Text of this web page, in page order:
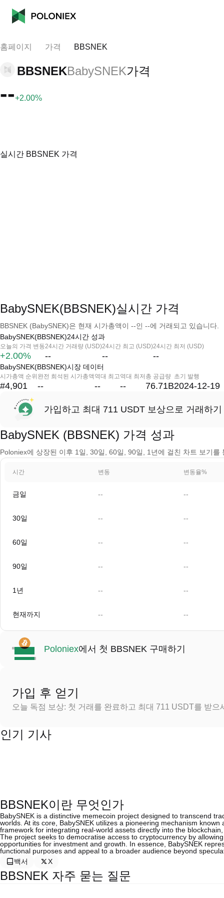
홈페이지 가격 BBSNEK
BBSNEKBabySNEK가격
--+2.00%
실시간 BBSNEK 가격
BabySNEK(BBSNEK)실시간 가격
BBSNEK (BabySNEK)은 현재 시가총액이 --인 --에 거래되고 있습니다.
BabySNEK(BBSNEK)24시간 성과
오늘의 가격 변동
+2.00%
24시간 거래량 (USD)
--
24시간 최고 (USD)
--
24시간 최저 (USD)
--
BabySNEK(BBSNEK)시장 데이터
시가총액 순위
#4,901
완전 희석된 시가총액
--
역대 최고
--
역대 최저
--
총 공급량
76.71B
초기 발행
2024-12-19
가입하고 최대 711 USDT 보상으로 거래하기
BabySNEK (BBSNEK) 가격 성과
Poloniex에 상장된 이후 1일, 30일, 60일, 90일, 1년에 걸친 차트 보기를
시간 변동 변동율%
금일 -- --
30일 -- --
60일 -- --
90일 -- --
1년 -- --
현재까지 -- --
Poloniex에서 첫 BBSNEK 구매하기
가입 후 얻기
오늘 독점 보상: 첫 거래를 완료하고 최대 711 USDT를 받으
인기 기사
BBSNEK이란 무엇인가
BabySNEK is a distinctive memecoin project designed to transcend
worlds. At its core, BabySNEK utilizes a pioneering mechanism
framework for integrating real-world assets directly into the
The project seeks to democratise access to cryptocurrency by
opportunities for investment and growth. In essence, BabySNEK
functional purposes and appeal to a broader audience beyond
백서
X
BBSNEK 자주 묻는 질문